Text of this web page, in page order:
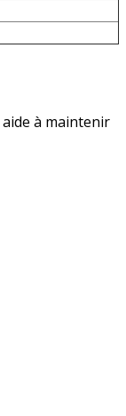
aide à maintenir